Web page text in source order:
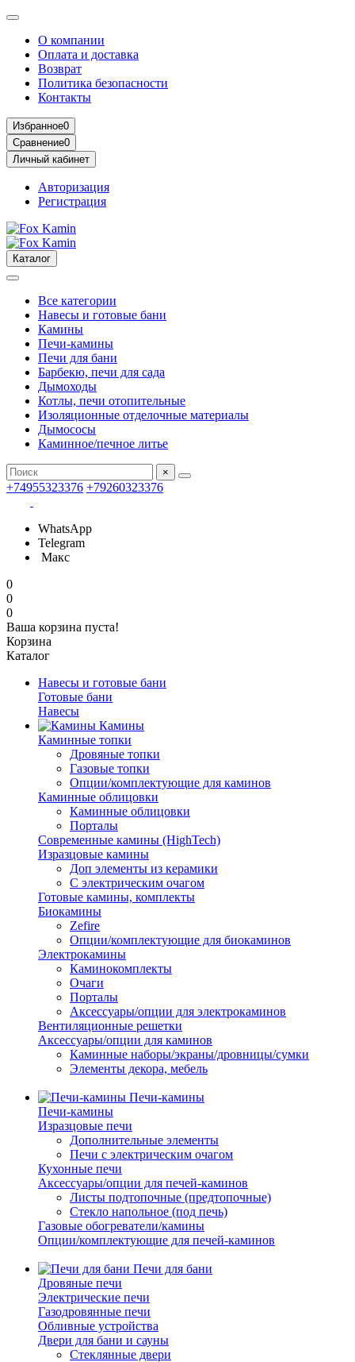
О компании
Оплата и доставка
Возврат
Политика безопасности
Контакты
Избранное0
Сравнение0
Личный кабинет
Авторизация
Регистрация
Каталог
Все категории
Навесы и готовые бани
Камины
Печи-камины
Печи для бани
Барбекю, печи для сада
Дымоходы
Котлы, печи отопительные
Изоляционные отделочные материалы
Дымососы
Каминное/печное литье
×
+74955323376 +79260323376
WhatsApp
Telegram
Макс
0
0
0
Ваша корзина пуста!
Корзина
Каталог
Навесы и готовые бани
Готовые бани
Навесы
Камины
Каминные топки
Дровяные топки
Газовые топки
Опции/комплектующие для каминов
Каминные облицовки
Каминные облицовки
Порталы
Современные камины (HighTech)
Изразцовые камины
Доп элементы из керамики
С электрическим очагом
Готовые камины, комплекты
Биокамины
Zefire
Опции/комплектующие для биокаминов
Электрокамины
Каминокомплекты
Очаги
Порталы
Аксессуары/опции для электрокаминов
Вентиляционные решетки
Аксессуары/опции для каминов
Каминные наборы/экраны/дровницы/сумки
Элементы декора, мебель
Печи-камины
Печи-камины
Изразцовые печи
Дополнительные элементы
Печи с электрическим очагом
Кухонные печи
Аксессуары/опции для печей-каминов
Листы подтопочные (предтопочные)
Стекло напольное (под печь)
Газовые обогреватели/камины
Опции/комплектующие для печей-каминов
Печи для бани
Дровяные печи
Электрические печи
Газодровянные печи
Обливные устройства
Двери для бани и сауны
Стеклянные двери